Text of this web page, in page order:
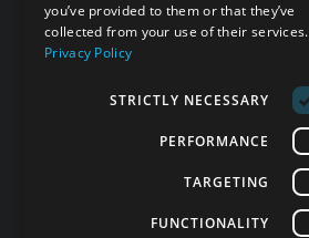
עקבו אחרינו
you’ve provided to them or that they’ve
collected from your use of their services.
Privacy Policy
STRICTLY NECESSARY
PERFORMANCE
TARGETING
FUNCTIONALITY